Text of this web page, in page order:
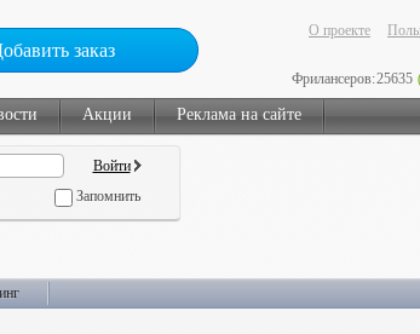
заказ
О проекте
Фрилансеров:25635
Акции Реклама на сайте
Запомнить